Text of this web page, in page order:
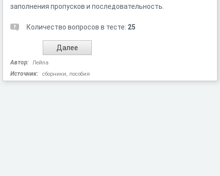
заполнения пропусков и последовательность.
Количество вопросов в тесте: 25
Автор: Лейла
Источник: сборники, пособия